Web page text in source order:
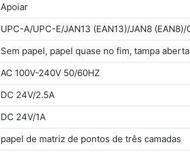
Apoiar
UPC-A/UPC-E/JAN13 (EAN13)/JAN8
Sem papel, papel quase no fim, tampa
AC 100V-240V 50/60HZ
DC 24V/2.5A
DC 24V/1A
papel de matriz de pontos de três camadas